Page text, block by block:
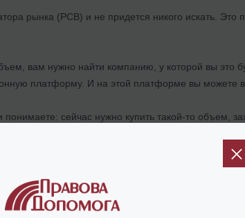
рынка (РСВ) и не придется никого искать.
вам нужно найти компанию, у которой вы это
платформу. И на этой платформе вы можете
понимаете: сейчас нужно купить такой-то объем,
что вам нужно купить, на какой
по работе на рынке электроэнергии, где